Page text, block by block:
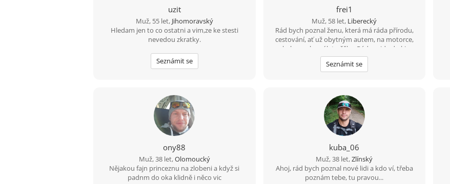
uzit
Muž, 55 let, Jihomoravský
Hledam jen to co ostatni a vim,ze ke stesti
nevedou zkratky.
Seznámit se
frei1
Muž, 58 let, Liberecký
Rád bych poznal ženu, která má ráda přírodu,
cestování, ať už obytným autem, na motorce,
na kole a nebo výlet pěšky. Ráda zajde do kina.
Nebo na dovolenou k moři. Možností je mnoho.
Seznámit se
ony88
Muž, 38 let,Olomoucký
Nějakou fajn princeznu na zlobeni a když si
padnm do oka klidně i něco vic
kuba_06
Muž, 38 let,Zlínský
Ahoj, rád bych poznal nové lidi a kdo ví, třeba
poznám tebe, tu pravou...